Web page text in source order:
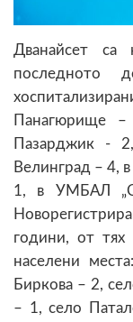
Дванайсет са
последното
Панагюрище
Пазарджик -
Велинград – 4,
1, в УМБАЛ
години, от
населени
Биркова – 2,
– 1, село